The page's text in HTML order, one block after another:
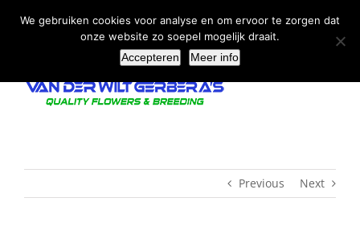
naar
Previous Next
We gebruiken cookies voor analyse en om ervoor te zorgen dat
onze website zo soepel mogelijk draait.
Accepteren
Meer info